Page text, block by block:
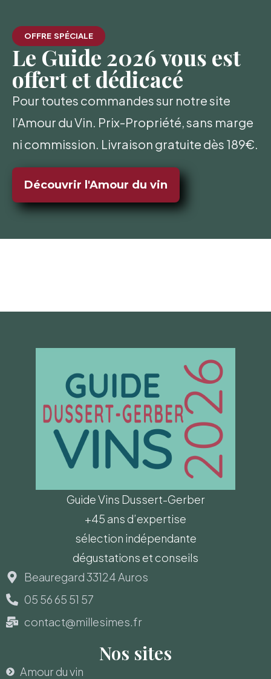
OFFRE SPÉCIALE
Le Guide 2026 vous est
offert et dédicacé
Pour toutes commandes sur notre site
l’Amour du Vin. Prix-Propriété, sans marge
ni commission. Livraison gratuite dès 189€.
Découvrir l'Amour du vin
Guide Vins Dussert-Gerber
+45 ans d’expertise
sélection indépendante
dégustations et conseils
Beauregard 33124 Auros
05 56 65 51 57
contact@millesimes.fr
Nos sites
Amour du vin